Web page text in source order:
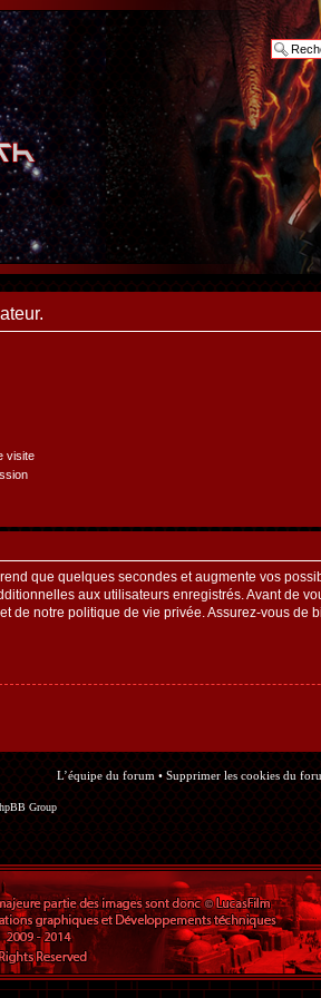
visite
que quelques secondes et augmente vos
aux utilisateurs enregistrés. Avant de
de notre politique de vie privée. Assurez-vous de
L’équipe du forum • Supprimer les cookies du
Group